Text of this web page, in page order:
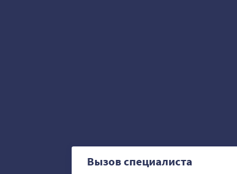
Вызов специалиста